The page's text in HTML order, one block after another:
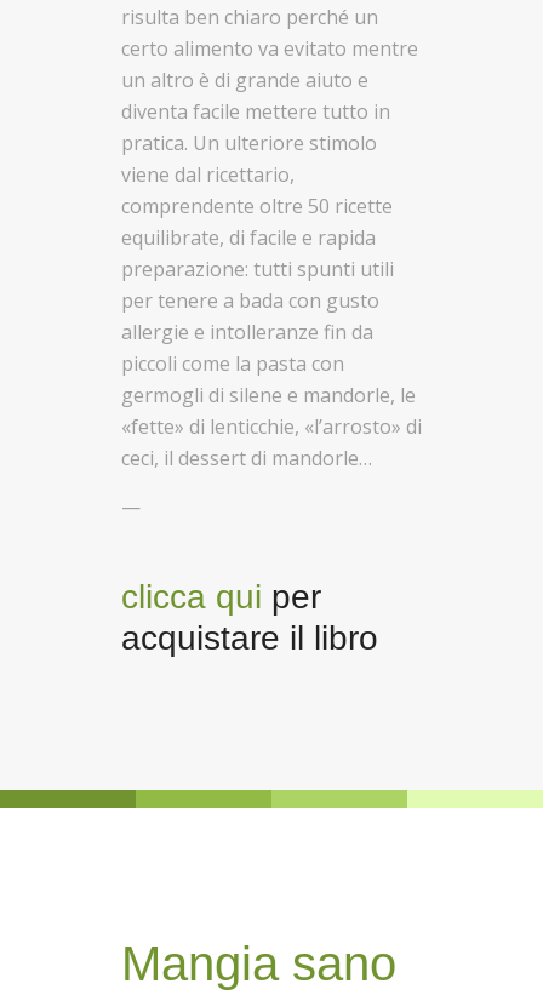
risulta ben chiaro perché un
certo alimento va evitato mentre
un altro è di grande aiuto e
diventa facile mettere tutto in
pratica. Un ulteriore stimolo
viene dal ricettario,
comprendente oltre 50 ricette
equilibrate, di facile e rapida
preparazione: tutti spunti utili
per tenere a bada con gusto
allergie e intolleranze fin da
piccoli come la pasta con
germogli di silene e mandorle, le
«fette» di lenticchie, «l’arrosto» di
ceci, il dessert di mandorle…
—
clicca qui per
acquistare il libro
Mangia sano